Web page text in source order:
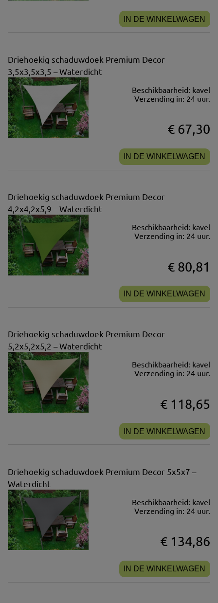
IN DE WINKELWAGEN
Driehoekig schaduwdoek Premium Decor
3,5x3,5x3,5 – Waterdicht
Beschikbaarheid: kavel
Verzending in: 24 uur.
€ 67,30
IN DE WINKELWAGEN
Driehoekig schaduwdoek Premium Decor
4,2x4,2x5,9 – Waterdicht
Beschikbaarheid: kavel
Verzending in: 24 uur.
€ 80,81
IN DE WINKELWAGEN
Driehoekig schaduwdoek Premium Decor
5,2x5,2x5,2 – Waterdicht
Beschikbaarheid: kavel
Verzending in: 24 uur.
€ 118,65
IN DE WINKELWAGEN
Driehoekig schaduwdoek Premium Decor 5x5x7 –
Waterdicht
Beschikbaarheid: kavel
Verzending in: 24 uur.
€ 134,86
IN DE WINKELWAGEN